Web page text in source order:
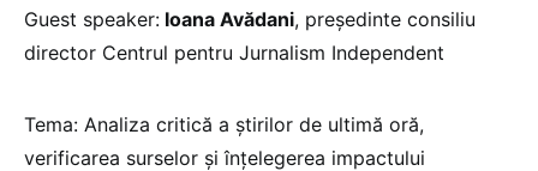
Guest speaker: Ioana Avădani, președinte consiliu
director Centrul pentru Jurnalism Independent
Tema: Analiza critică a știrilor de ultimă oră,
verificarea surselor și înțelegerea impactului